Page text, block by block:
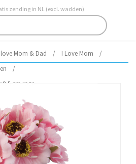
zending in NL (excl. wadden).
love Mom & Dad / I Love Mom
/
/
cm roze